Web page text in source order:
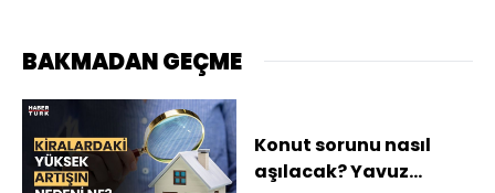
BAKMADAN GEÇME
Konut sorunu nasıl
aşılacak? Yavuz